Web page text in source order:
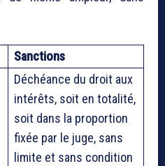
Sanctions
Déchéance du droit aux
intérêts, soit en totalité,
soit dans la proportion
fixée par le juge, sans
limite et sans condition